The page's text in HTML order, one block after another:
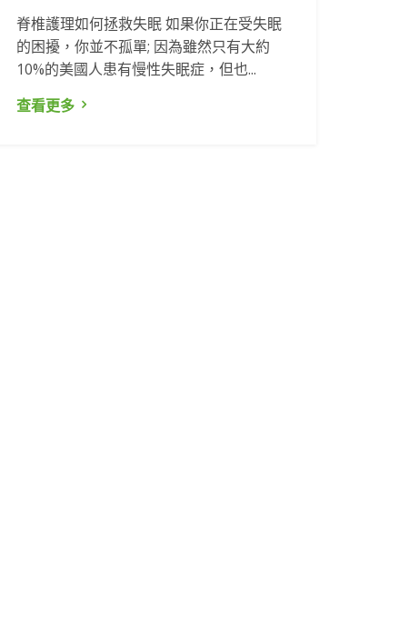
脊椎護理如何拯救失眠 如果你正在受失眠
的困擾，你並不孤單; 因為雖然只有大約
10%的美國人患有慢性失眠症，但也...
查看更多